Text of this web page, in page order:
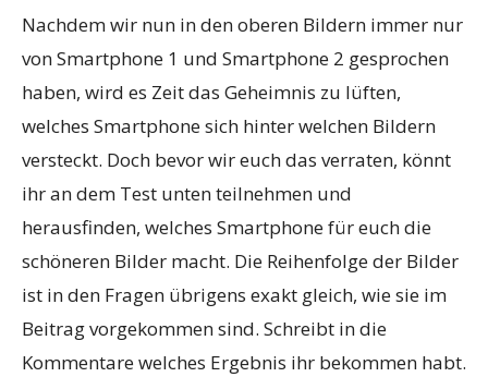
Nachdem wir nun in den oberen Bildern immer nur
von Smartphone 1 und Smartphone 2 gesprochen
haben, wird es Zeit das Geheimnis zu lüften,
welches Smartphone sich hinter welchen Bildern
versteckt. Doch bevor wir euch das verraten, könnt
ihr an dem Test unten teilnehmen und
herausfinden, welches Smartphone für euch die
schöneren Bilder macht. Die Reihenfolge der Bilder
ist in den Fragen übrigens exakt gleich, wie sie im
Beitrag vorgekommen sind. Schreibt in die
Kommentare welches Ergebnis ihr bekommen habt.